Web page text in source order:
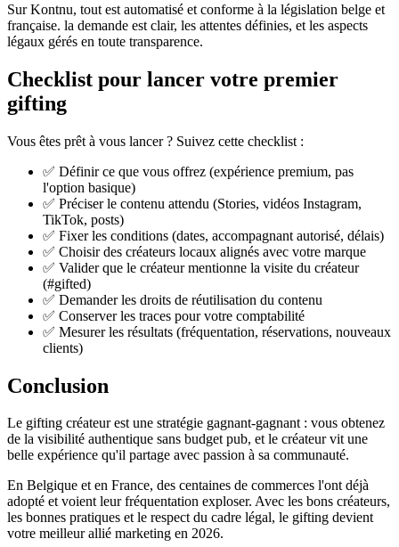
Sur Kontnu, tout est automatisé et conforme à la législation belge et
française. la demande est clair, les attentes définies, et les aspects
légaux gérés en toute transparence.
Checklist pour lancer votre premier
gifting
Vous êtes prêt à vous lancer ? Suivez cette checklist :
✅ Définir ce que vous offrez (expérience premium, pas
l'option basique)
✅ Préciser le contenu attendu (Stories, vidéos Instagram,
TikTok, posts)
✅ Fixer les conditions (dates, accompagnant autorisé, délais)
✅ Choisir des créateurs locaux alignés avec votre marque
✅ Valider que le créateur mentionne la visite du créateur
(#gifted)
✅ Demander les droits de réutilisation du contenu
✅ Conserver les traces pour votre comptabilité
✅ Mesurer les résultats (fréquentation, réservations, nouveaux
clients)
Conclusion
Le gifting créateur est une stratégie gagnant-gagnant : vous obtenez
de la visibilité authentique sans budget pub, et le créateur vit une
belle expérience qu'il partage avec passion à sa communauté.
En Belgique et en France, des centaines de commerces l'ont déjà
adopté et voient leur fréquentation exploser. Avec les bons créateurs,
les bonnes pratiques et le respect du cadre légal, le gifting devient
votre meilleur allié marketing en 2026.